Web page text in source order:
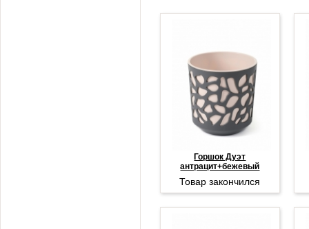
Горшок Дуэт
антрацит+бежевый
Товар закончился